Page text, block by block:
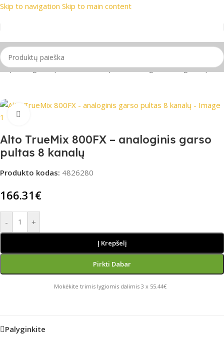
Skip to navigation Skip to main content
📦 Nemokamas
pultai, garso plokštės/Garso pultai/Analoginiai mini garso pultai
Alto TrueMix 800FX – analoginis garso
pultas 8 kanalų
Produkto kodas: 4826280
166.31€
- +
Į Krepšelį
Pirkti Dabar
Mokėkite trimis lygiomis dalimis 3 x 55.44€
Palyginkite